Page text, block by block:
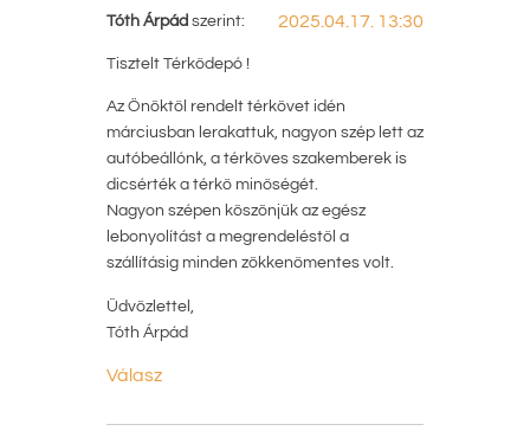
Tóth Árpád szerint: 2025.04.17. 13:30
Tisztelt Térkődepó !
Az Önöktől rendelt térkövet idén
márciusban lerakattuk, nagyon szép lett az
autóbeállónk, a térköves szakemberek is
dicsérték a térkő minőségét.
Nagyon szépen köszönjük az egész
lebonyolítást a megrendeléstől a
szállításig minden zökkenőmentes volt.
Üdvözlettel,
Tóth Árpád
Válasz